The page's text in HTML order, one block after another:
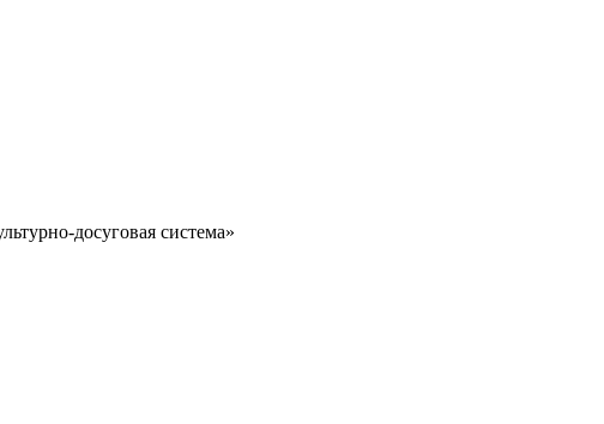
досуговая система»